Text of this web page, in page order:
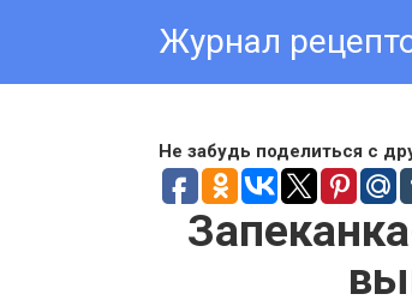
Журнал
Не забудь поделиться с